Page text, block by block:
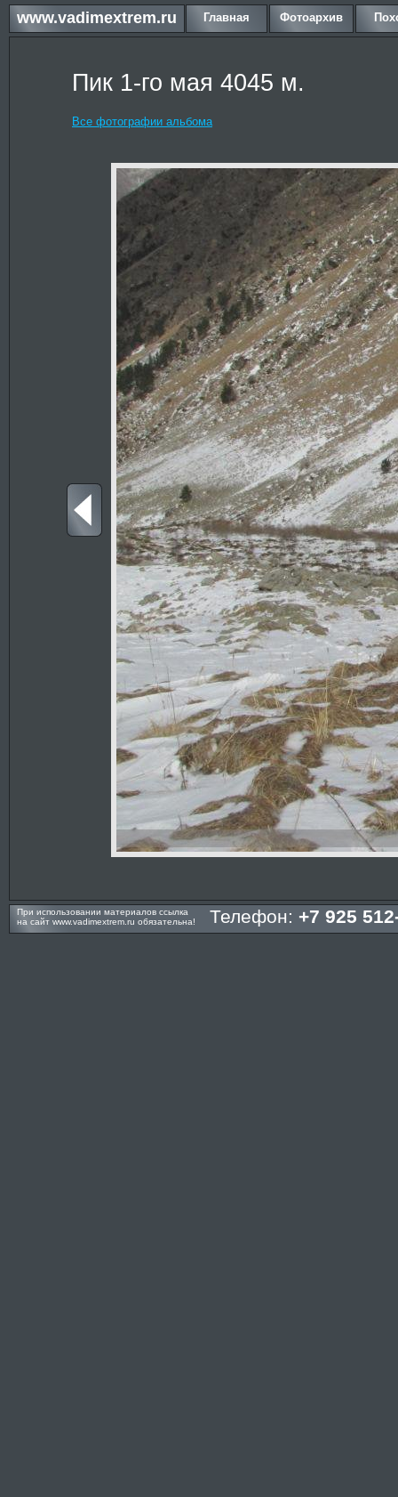
www.vadimextrem.ru Главная Фотоархив
Пик 1-го мая 4045 м.
Все фотографии альбома
При использовании материалов ссылка
на сайт www.vadimextrem.ru обязательна! Телефон: +7 925